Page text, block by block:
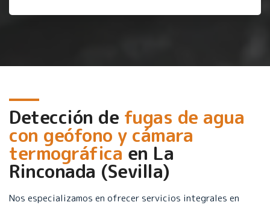
Detección de fugas de agua
con geófono y cámara
termográficaen La
Rinconada (Sevilla)
Nos especializamos en ofrecer servicios integrales en